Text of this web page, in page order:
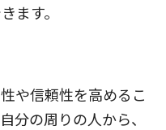
ます。
や信頼性を高めるこ
分の周りの人から、